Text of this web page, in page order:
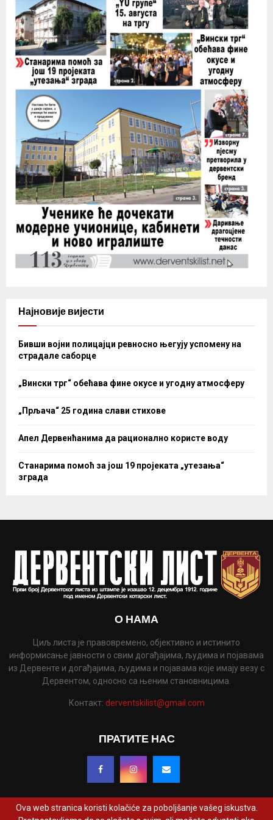
Најновије вијести
Бивши војни полицајци ревносно његују успомену на
страдале саборце
„Вински трг“ обећава фине окусе и угодну атмосферу
„Прљача“ 25 година слави стихове
Апел Дервенћанима да рационално користе воду
Станарима помоћ за још 19 пројеката „утезања“
зграда
О НАМА
Циљ листа је правовремено, објективно и истинито
информисање јавности о свим догађајима, људима и појавама
из Дервенте и догађајима, људима и појавама које имају везу с
Дервентом, односно са њеним становницима.
Контакт: derventskilist@gmail.com
ПРАТИТЕ НАС
Ova web stranica koristi kolačiće za poboljšanje vašeg iskustva.